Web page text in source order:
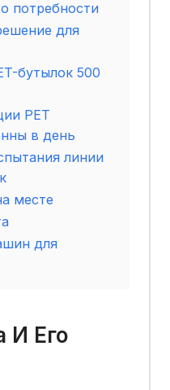
потребности
для
бутылок 500
PET
в день
линии
месте
для
И Его